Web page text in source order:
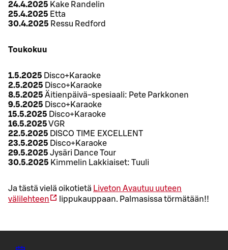
24.4.2025 Kake Randelin
25.4.2025 Etta
30.4.2025 Ressu Redford
Toukokuu
1.5.2025 Disco+Karaoke
2.5.2025 Disco+Karaoke
8.5.2025 Äitienpäivä-spesiaali: Pete Parkkonen
9.5.2025 Disco+Karaoke
15.5.2025 Disco+Karaoke
16.5.2025VGR
22.5.2025 DISCO TIME EXCELLENT
23.5.2025 Disco+Karaoke
29.5.2025 Jysäri Dance Tour
30.5.2025 Kimmelin Lakkiaiset: Tuuli
Ja tästä vielä oikotietä Liveton Avautuu uuteen
välilehteen
lippukauppaan. Palmasissa törmätään!!